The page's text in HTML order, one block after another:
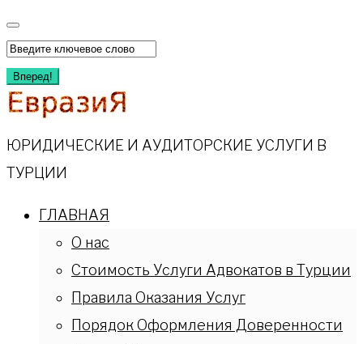
Перейти
к
содержимому
Искать:
Вперед!
ЮРИДИЧЕСКИЕ И АУДИТОРСКИЕ УСЛУГИ В
ТУРЦИИ
ГЛАВНАЯ
О нас
Стоимость Услуги Адвокатов в Турции
Правила Оказания Услуг
Порядок Оформления Доверенности